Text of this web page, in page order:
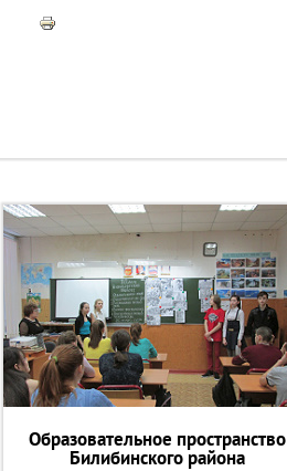
Образовательное пространство
Билибинского района